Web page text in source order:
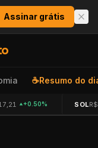
Assinar grátis
☕Resumo do
+0.50% SOL